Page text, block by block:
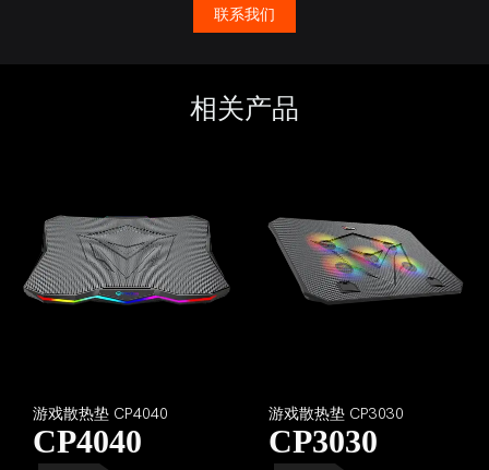
联系我们
相关产品
游戏散热垫 CP4040
CP4040
游戏散热垫 CP3030
CP3030